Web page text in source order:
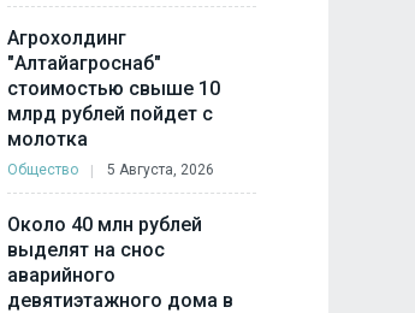
Агрохолдинг
"Алтайагроснаб"
стоимостью свыше 10
млрд рублей пойдет с
молотка
Общество 5 Августа, 2026
Около 40 млн рублей
выделят на снос
аварийного
девятиэтажного дома в